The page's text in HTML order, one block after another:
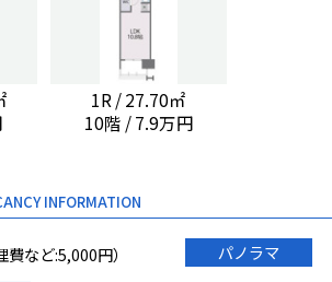
1R / 27.70㎡
10階 / 7.9万円
INFORMATION
費など:5,000円） パノラマ